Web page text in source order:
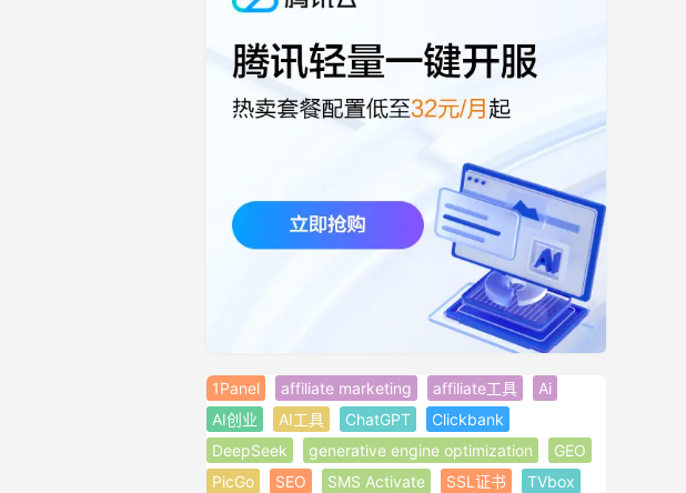
1Panel affiliate marketing affiliate工具
Ai
AI创业
AI工具 ChatGPT
Clickbank
DeepSeek
generative engine optimization
GEO
PicGo
SEO SMS Activate SSL证书
TVbox